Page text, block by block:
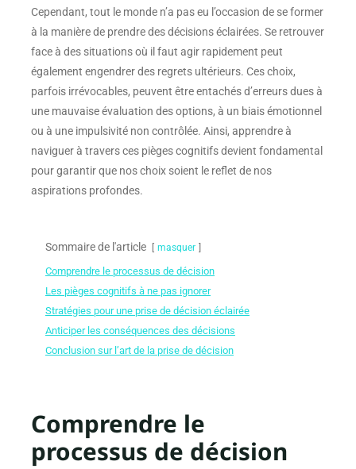
Cependant, tout le monde n’a pas eu l’occasion de se former
à la manière de prendre des décisions éclairées. Se retrouver
face à des situations où il faut agir rapidement peut
également engendrer des regrets ultérieurs. Ces choix,
parfois irrévocables, peuvent être entachés d’erreurs dues à
une mauvaise évaluation des options, à un biais émotionnel
ou à une impulsivité non contrôlée. Ainsi, apprendre à
naviguer à travers ces pièges cognitifs devient fondamental
pour garantir que nos choix soient le reflet de nos
aspirations profondes.
Sommaire de l'article masquer
Comprendre le processus de décision
Les pièges cognitifs à ne pas ignorer
Stratégies pour une prise de décision éclairée
Anticiper les conséquences des décisions
Conclusion sur l’art de la prise de décision
Comprendre le
processus de décision